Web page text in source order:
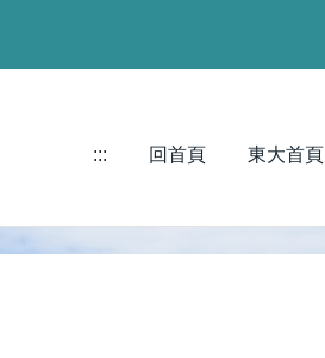
::: 回首頁 東大首頁